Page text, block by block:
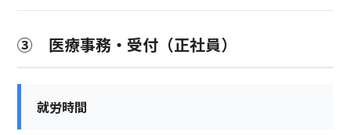
③ 医療事務・受付（正社員）
就労時間